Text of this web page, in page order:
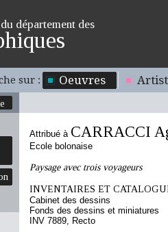
département des
sur : Oeuvres
Attribué à CARRACCI
Ecole bolonaise
Paysage avec trois voyageurs
INVENTAIRES ET
Cabinet des dessins
Fonds des dessins et miniatures
INV 7889, Recto